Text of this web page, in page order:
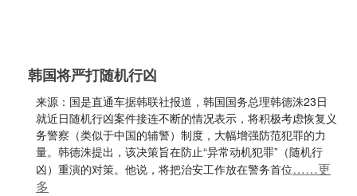
韩国将严打随机行凶
来源：国是直通车据韩联社报道，韩国国务总理韩德洙23日
就近日随机行凶案件接连不断的情况表示，将积极考虑恢复义
务警察（类似于中国的辅警）制度，大幅增强防范犯罪的力
量。韩德洙提出，该决策旨在防止“异常动机犯罪”（随机行
凶）重演的对策。他说，将把治安工作放在警务首位……更
多